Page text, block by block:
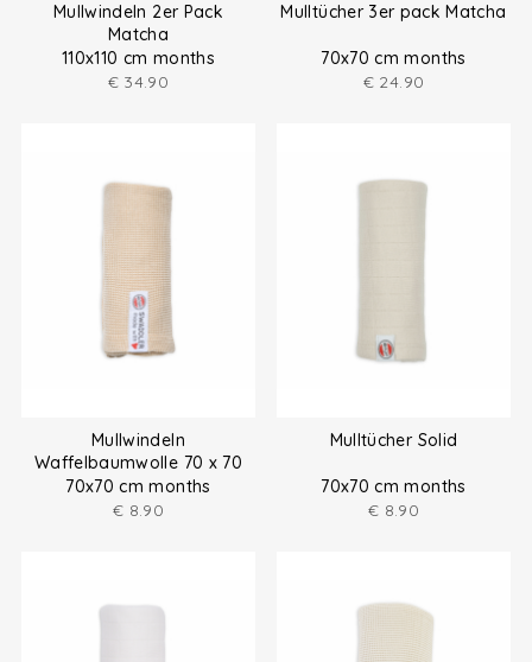
Mullwindeln 2er Pack
Matcha
110x110 cm months
€ 34.90
Mulltücher 3er pack Matcha
70x70 cm months
€ 24.90
Mullwindeln
Waffelbaumwolle 70 x 70
cm
70x70 cm months
€ 8.90
Mulltücher Solid
70x70 cm months
€ 8.90